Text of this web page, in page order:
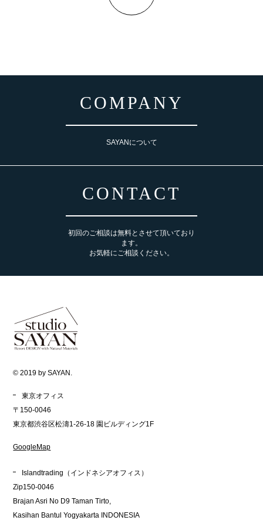
COMPANY
SAYANについて
CONTACT
初回のご相談は無料とさせて頂いており
ます。
お気軽にご相談ください。
© 2019 by SAYAN.
東京オフィス
〒150-0046
東京都渋谷区松濤1-26-18 園ビルディング1F
GoogleMap
Islandtrading（インドネシアオフィス）
Zip150-0046
Brajan Asri No D9 Taman Tirto,
Kasihan Bantul Yogyakarta INDONESIA